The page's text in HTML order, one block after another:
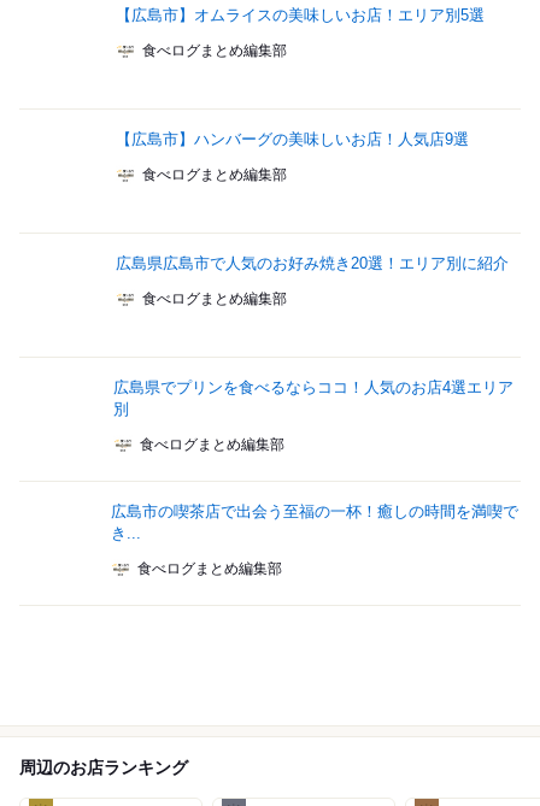
【広島市】オムライスの美味しいお店！エリア別5選
食べログまとめ編集部
【広島市】ハンバーグの美味しいお店！人気店9選
食べログまとめ編集部
広島県広島市で人気のお好み焼き20選！エリア別に紹介
食べログまとめ編集部
広島県でプリンを食べるならココ！人気のお店4選エリア
別
食べログまとめ編集部
広島市の喫茶店で出会う至福の一杯！癒しの時間を満喫で
き...
食べログまとめ編集部
周辺のお店ランキング